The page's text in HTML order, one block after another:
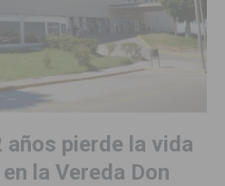
años pierde la vida
la Vereda Don